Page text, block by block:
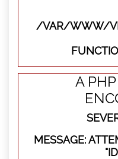
/VAR/WWW/
A
MESSAGE: